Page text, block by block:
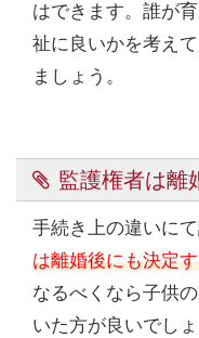
はできます。誰が
祉に良いかを考え
ましょう。
監護権者は離
手続き上の違いに
は離婚後にも決定
なるべくなら子供
いた方が良いでしょ